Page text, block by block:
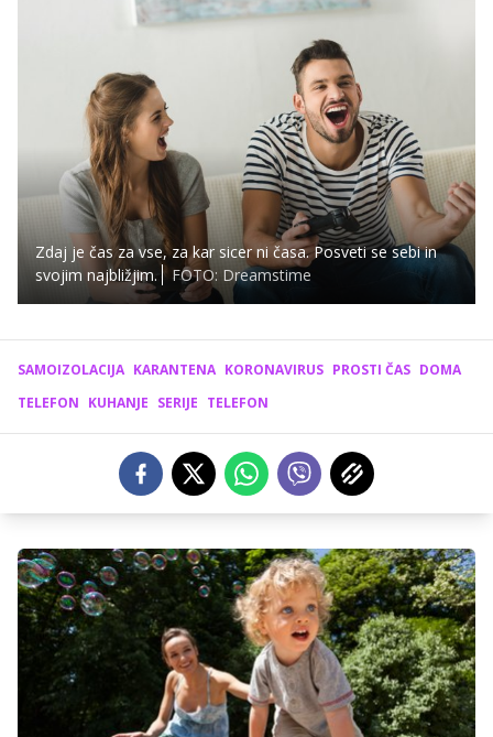
Zdaj je čas za vse, za kar sicer ni časa. Posveti se sebi in
svojim najbližjim.
FOTO: Dreamstime
SAMOIZOLACIJA KARANTENA KORONAVIRUS PROSTI ČAS DOMA
TELEFON KUHANJE SERIJE TELEFON